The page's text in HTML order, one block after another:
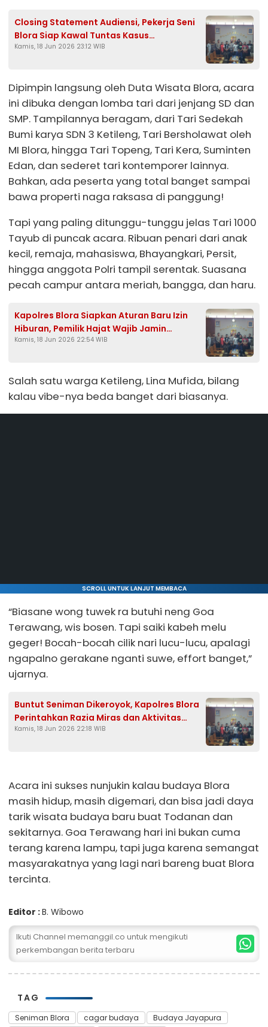
Closing Statement Audiensi, Pekerja Seni
Blora Siap Kawal Tuntas Kasus
Pengeroyokan Asyik Nurdiansyah
Kamis, 18 Jun 2026 23:12 WIB
Dipimpin langsung oleh Duta Wisata Blora, acara
ini dibuka dengan lomba tari dari jenjang SD dan
SMP. Tampilannya beragam, dari Tari Sedekah
Bumi karya SDN 3 Ketileng, Tari Bersholawat oleh
MI Blora, hingga Tari Topeng, Tari Kera, Suminten
Edan, dan sederet tari kontemporer lainnya.
Bahkan, ada peserta yang total banget sampai
bawa properti naga raksasa di panggung!
Tapi yang paling ditunggu-tunggu jelas Tari 1000
Tayub di puncak acara. Ribuan penari dari anak
kecil, remaja, mahasiswa, Bhayangkari, Persit,
hingga anggota Polri tampil serentak. Suasana
pecah campur antara meriah, bangga, dan haru.
Kapolres Blora Siapkan Aturan Baru Izin
Hiburan, Pemilik Hajat Wajib Jamin
Keamanan Pekerja Seni
Kamis, 18 Jun 2026 22:54 WIB
Salah satu warga Ketileng, Lina Mufida, bilang
kalau vibe-nya beda banget dari biasanya.
SCROLL UNTUK LANJUT MEMBACA
“Biasane wong tuwek ra butuhi neng Goa
Terawang, wis bosen. Tapi saiki kabeh melu
geger! Bocah-bocah cilik nari lucu-lucu, apalagi
ngapalno gerakane nganti suwe, effort banget,”
ujarnya.
Buntut Seniman Dikeroyok, Kapolres Blora
Perintahkan Razia Miras dan Aktivitas
Menyimpang di Desa Tutup
Kamis, 18 Jun 2026 22:18 WIB
Acara ini sukses nunjukin kalau budaya Blora
masih hidup, masih digemari, dan bisa jadi daya
tarik wisata budaya baru buat Todanan dan
sekitarnya. Goa Terawang hari ini bukan cuma
terang karena lampu, tapi juga karena semangat
masyarakatnya yang lagi nari bareng buat Blora
tercinta.
Editor :B. Wibowo
Ikuti Channel memanggil.co untuk mengikuti
perkembangan berita terbaru
TAG
Seniman Blora cagar budaya Budaya Jayapura